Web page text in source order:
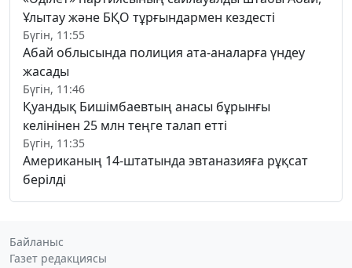
Ұлытау және БҚО тұрғындармен кездесті
Бүгін, 11:55
Абай облысында полиция ата-аналарға үндеу
жасады
Бүгін, 11:46
Қуандық Бишімбаевтың анасы бұрынғы
келінінен 25 млн теңге талап етті
Бүгін, 11:35
Американың 14-штатында эвтаназияға рұқсат
берілді
Байланыс
Газет редакциясы